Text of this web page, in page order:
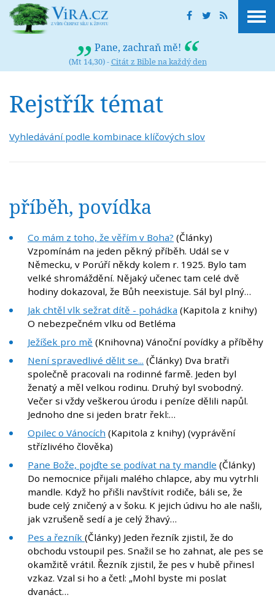
Pane, zachraň mě!
(Mt 14,30) -Citát z Bible na každý den
Rejstřík témat
Vyhledávání podle kombinace klíčových slov
příběh, povídka
Co mám z toho, že věřím v Boha? (Články)
Vzpomínám na jeden pěkný příběh. Udál se v
Německu, v Porúří někdy kolem r. 1925. Bylo tam
velké shromáždění. Nějaký učenec tam celé dvě
hodiny dokazoval, že Bůh neexistuje. Sál byl plný…
Jak chtěl vlk sežrat dítě - pohádka (Kapitola z knihy)
O nebezpečném vlku od Betléma
Ježíšek pro mě (Knihovna) Vánoční povídky a příběhy
Není spravedlivé dělit se... (Články) Dva bratři
společně pracovali na rodinné farmě. Jeden byl
ženatý a měl velkou rodinu. Druhý byl svobodný.
Večer si vždy veškerou úrodu i peníze dělili napůl.
Jednoho dne si jeden bratr řekl:…
Opilec o Vánocích (Kapitola z knihy) (vyprávění
střízlivého člověka)
Pane Bože, pojďte se podívat na ty mandle (Články)
Do nemocnice přijali malého chlapce, aby mu vytrhli
mandle. Když ho přišli navštívit rodiče, báli se, že
bude celý zničený a v šoku. K jejich údivu ho ale našli,
jak vzrušeně sedí a je celý žhavý…
Pes a řezník (Články) Jeden řezník zjistil, že do
obchodu vstoupil pes. Snažil se ho zahnat, ale pes se
okamžitě vrátil. Řezník zjistil, že pes v hubě přinesl
vzkaz. Vzal si ho a četl: „Mohl byste mi poslat
dvanáct…